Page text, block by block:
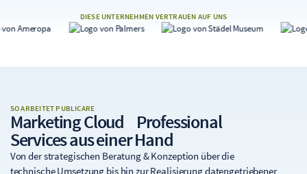
DIESE UNTERNEHMEN VERTRAUEN AUF UNS
SO ARBEITET PUBLICARE
Marketing Cloud Professional
Servicesaus einer Hand
Von der strategischen Beratung & Konzeption über die
technische Umsetzung bis hin zur Realisierung datengetriebener